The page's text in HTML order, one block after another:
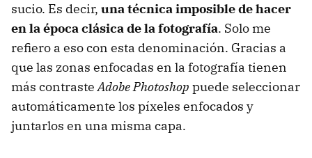
sucio. Es decir, una técnica imposible de hacer
en la época clásica de la fotografía. Solo me
refiero a eso con esta denominación. Gracias a
que las zonas enfocadas en la fotografía tienen
más contrasteAdobe Photoshop puede seleccionar
automáticamente los píxeles enfocados y
juntarlos en una misma capa.